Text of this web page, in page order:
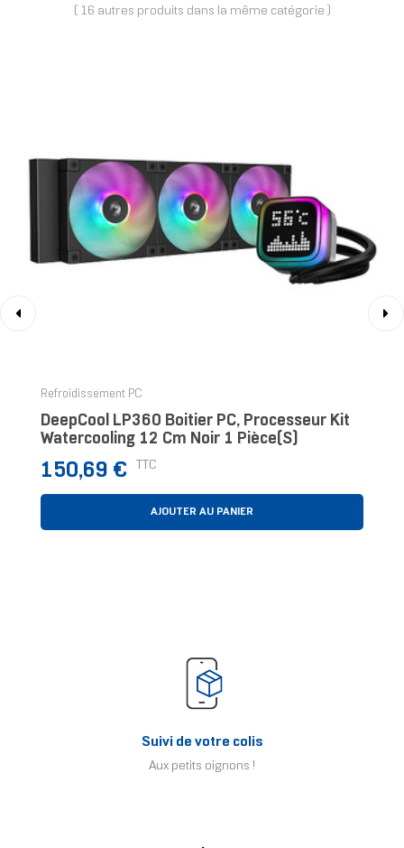
( 16 autres produits dans la même catégorie )
Refroidissement PC
DeepCool LP360 Boitier PC, Processeur Kit
Watercooling 12 Cm Noir 1 Pièce(s)
Prix
150,69 € TTC
AJOUTER AU PANIER
Suivi de votre colis
Aux petits oignons !